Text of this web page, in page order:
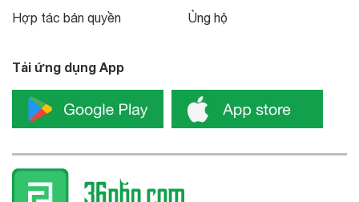
Hợp tác bản quyền Ủng hộ
Tải ứng dụng App